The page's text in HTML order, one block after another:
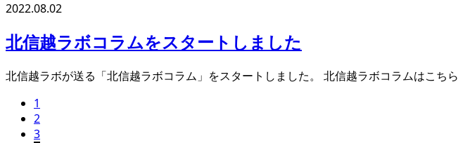
2022.08.02
北信越ラボコラムをスタートしました
北信越ラボが送る「北信越ラボコラム」をスタートしました。 北信越ラボコラムはこちら
1
2
3